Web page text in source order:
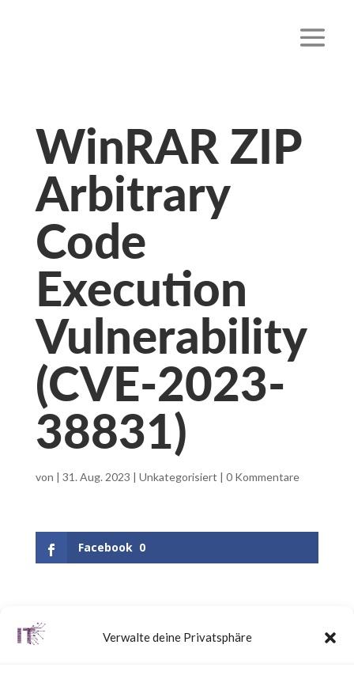
Verwalte deine Privatsphäre
WinRAR ZIP
Arbitrary
Code
Execution
Vulnerability
(CVE-2023-
38831)
von | 31. Aug. 2023 | Unkategorisiert | 0 Kommentare
Facebook 0
What is WinRAR?